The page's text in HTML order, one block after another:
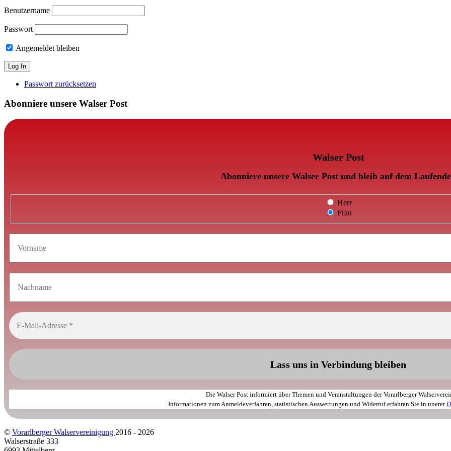
Benutzername
Passwort
Angemeldet bleiben
Passwort zurücksetzen
Abonniere unsere Walser Post
Walser Post
Abonniere unsere Walser Post und bleib auf dem
Herr
Frau
Die Walser Post informiert über Themen und Veranstaltungen der Vorarlberger
Informationen zum Anmeldeverfahren, statistischen Auswertungen und Widerruf erfahren Sie in unerer
© Vorarlberger Walservereinigung 2016 - 2026
Walserstraße 333